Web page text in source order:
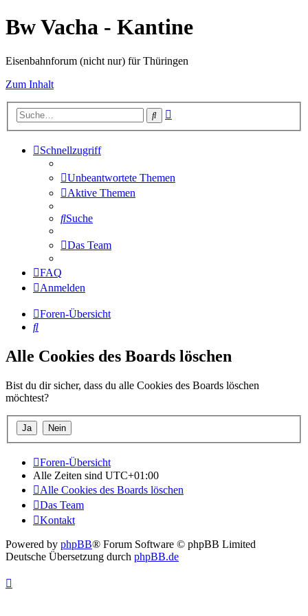
Bw Vacha - Kantine
Eisenbahnforum (nicht nur) für Thüringen
Zum Inhalt
Suche
Schnellzugriff
Unbeantwortete Themen
Aktive Themen
Suche
Das Team
FAQ
Anmelden
Foren-Übersicht
Suche
Alle Cookies des Boards löschen
Bist du dir sicher, dass du alle Cookies des Boards löschen
möchtest?
Foren-Übersicht
Alle Zeiten sind UTC+01:00
Alle Cookies des Boards löschen
Das Team
Kontakt
Powered by phpBB® Forum Software © phpBB Limited
Deutsche Übersetzung durch phpBB.de